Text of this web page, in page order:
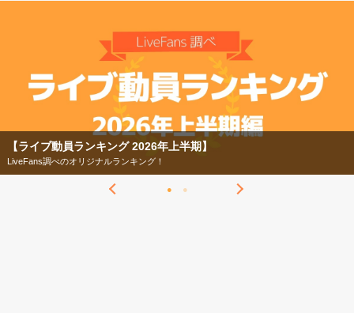
【ライブ動員ランキング 2026年上半期】
LiveFans調べのオリジナルランキング！